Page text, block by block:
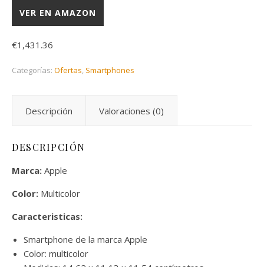
VER EN AMAZON
€1,431.36
Categorías: Ofertas, Smartphones
Descripción Valoraciones (0)
DESCRIPCIÓN
Marca: Apple
Color: Multicolor
Caracteristicas:
Smartphone de la marca Apple
Color: multicolor